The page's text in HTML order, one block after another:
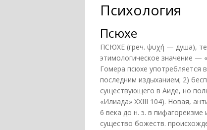
Психология
Псюхе
ПСЮХЕ (греч. ψυχή — душа),
этимологическое значение —
Гомера псюхе употребляется
последним издыханием; 2)
существующего в Аиде, но
«Илиада» XXIII 104). Новая,
6 века до н. э. в
существо божеств.